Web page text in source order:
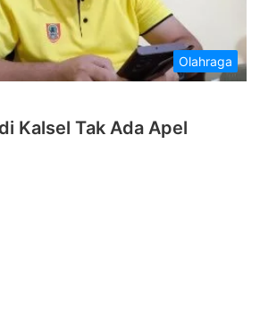
Olahraga
Kalsel Tak Ada Apel